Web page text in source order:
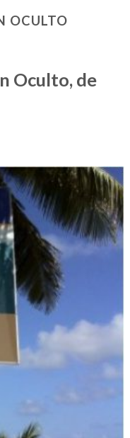
OCULTO
Oculto, de